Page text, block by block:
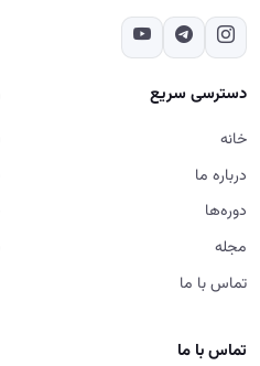
دسترسی سریع
خانه
درباره ما
دوره‌ها
مجله
تماس با ما
تماس با ما